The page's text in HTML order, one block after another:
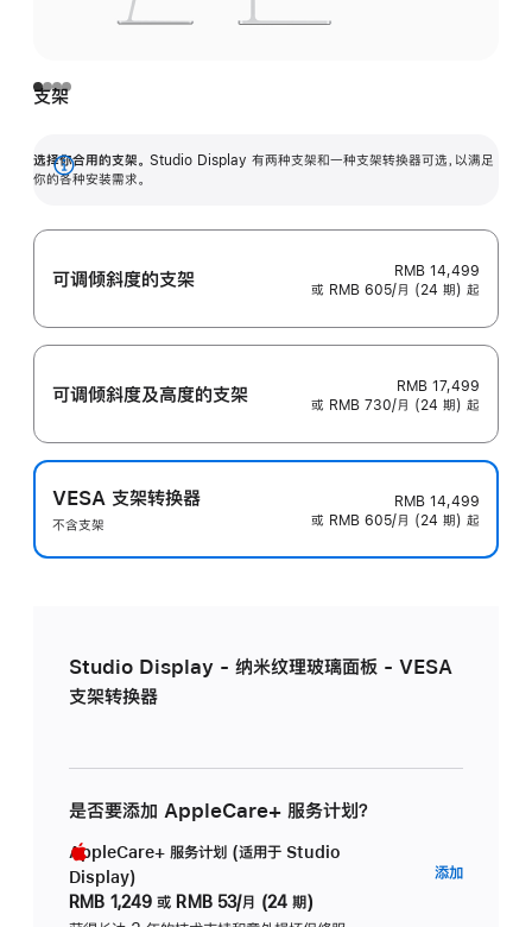
支架
选择你合用的支架。 Studio Display 有两种支架和一种支架转换器可选，以满足
你的各种安装需求。
展
可调倾斜度的支架
RMB 14,499
或 RMB 605/月 (24 期) 起
可调倾斜度及高‍度的支‍架
RMB 17,499
或 RMB 730/月 (24 期) 起
VESA 支架转换器
不含支架
RMB 14,499
或 RMB 605/月 (24 期) 起
Studio Display - 纳米纹理玻璃面板 - VESA
支架转换器
是否要添加 AppleCare+ 服务计划？
AppleCare+ 服务计划 (适用于 Studio
Display)
RMB 1,249 或 RMB 53/月 (24 期)
添加